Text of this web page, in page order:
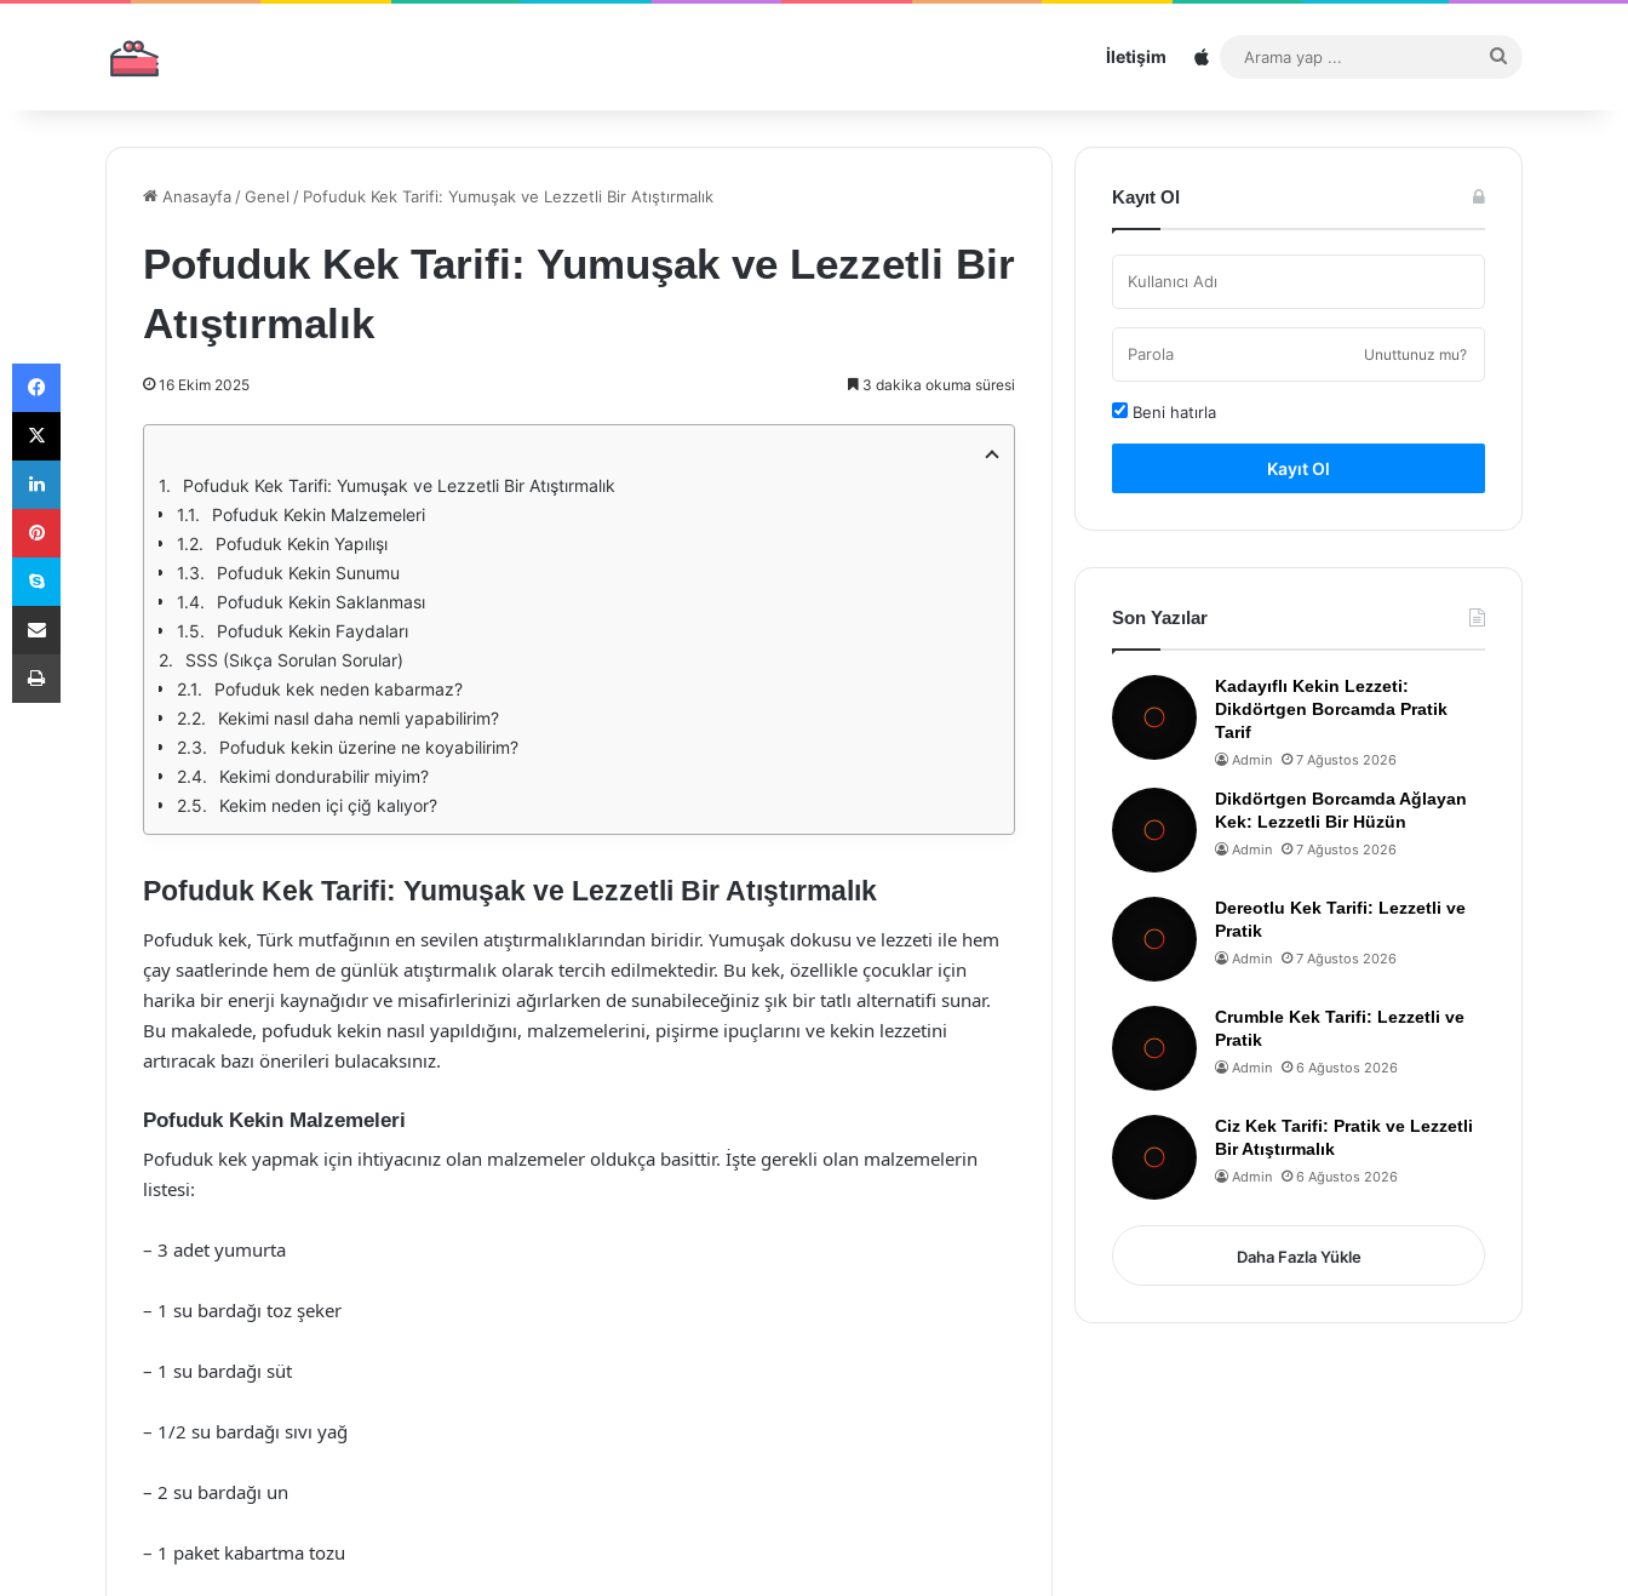
İletişim Sitemap
...
Anasayfa /Genel / Pofuduk Kek Tarifi: Yumuşak ve Lezzetli Bir Atıştırmalık
Pofuduk Kek Tarifi: Yumuşak ve Lezzetli Bir
Atıştırmalık
16 Ekim 2025 3 dakika okuma süresi
Pofuduk Kek Tarifi: Yumuşak ve Lezzetli Bir Atıştırmalık
Pofuduk Kekin Malzemeleri
Pofuduk Kekin Yapılışı
Pofuduk Kekin Sunumu
Pofuduk Kekin Saklanması
Pofuduk Kekin Faydaları
SSS (Sıkça Sorulan Sorular)
Pofuduk kek neden kabarmaz?
Kekimi nasıl daha nemli yapabilirim?
Pofuduk kekin üzerine ne koyabilirim?
Kekimi dondurabilir miyim?
Kekim neden içi çiğ kalıyor?
Pofuduk Kek Tarifi: Yumuşak ve Lezzetli Bir Atıştırmalık
Pofuduk kek, Türk mutfağının en sevilen atıştırmalıklarından biridir. Yumuşak dokusu ve lezzeti ile hem
çay saatlerinde hem de günlük atıştırmalık olarak tercih edilmektedir. Bu kek, özellikle çocuklar için
harika bir enerji kaynağıdır ve misafirlerinizi ağırlarken de sunabileceğiniz şık bir tatlı alternatifi sunar.
Bu makalede, pofuduk kekin nasıl yapıldığını, malzemelerini, pişirme ipuçlarını ve kekin lezzetini
artıracak bazı önerileri bulacaksınız.
Pofuduk Kekin Malzemeleri
Pofuduk kek yapmak için ihtiyacınız olan malzemeler oldukça basittir. İşte gerekli olan malzemelerin
listesi:
– 3 adet yumurta
– 1 su bardağı toz şeker
– 1 su bardağı süt
– 1/2 su bardağı sıvı yağ
– 2 su bardağı un
– 1 paket kabartma tozu
Kayıt Ol
Unuttunuz mu?
Beni hatırla
Kayıt Ol
Son Yazılar
Kadayıflı Kekin Lezzeti:
Dikdörtgen Borcamda Pratik
Tarif
Admin 7 Ağustos 2026
Dikdörtgen Borcamda Ağlayan
Kek: Lezzetli Bir Hüzün
Admin 7 Ağustos 2026
Dereotlu Kek Tarifi: Lezzetli ve
Pratik
Admin 7 Ağustos 2026
Crumble Kek Tarifi: Lezzetli ve
Pratik
Admin 6 Ağustos 2026
Ciz Kek Tarifi: Pratik ve Lezzetli
Bir Atıştırmalık
Admin 6 Ağustos 2026
Daha Fazla Yükle
Facebook
X
LinkedIn
Pinterest
Skype
E-Posta ile paylaş